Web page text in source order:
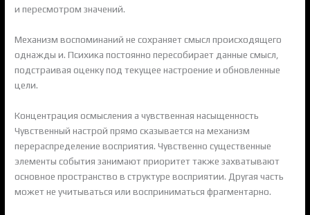
и пересмотром значений.
Механизм воспоминаний не сохраняет смысл происходящего
однажды и. Психика постоянно пересобирает данные смысл,
подстраивая оценку под текущее настроение и обновленные
цели.
Концентрация осмысления а чувственная насыщенность
Чувственный настрой прямо сказывается на механизм
перераспределение восприятия. Чувственно существенные
элементы события занимают приоритет также захватывают
основное пространство в структуре восприятии. Другая часть
может не учитываться или восприниматься фрагментарно.